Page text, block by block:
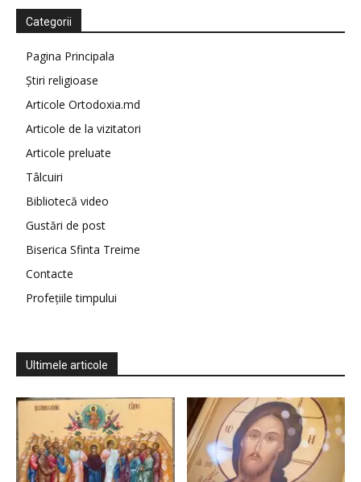
Categorii
Pagina Principala
Știri religioase
Articole Ortodoxia.md
Articole de la vizitatori
Articole preluate
Tâlcuiri
Bibliotecă video
Gustări de post
Biserica Sfinta Treime
Contacte
Profețiile timpului
Ultimele articole